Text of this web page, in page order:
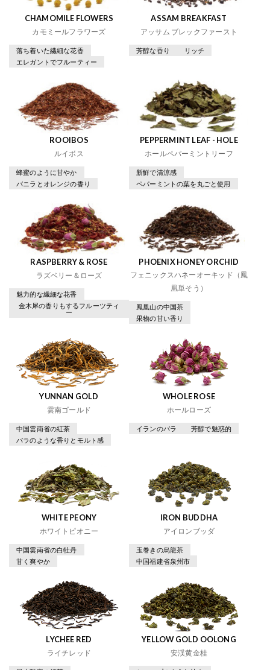
CHAMOMILE FLOWERS
カモミールフラワーズ
落ち着いた繊細な花香
エレガントでフルーティー
ASSAM BREAKFAST
アッサム ブレックファースト
芳醇な香り リッチ
ROOIBOS
ルイボス
蜂蜜のように甘やか
バニラとオレンジの香り
PEPPERMINT LEAF - HOLE
ホールペパーミントリーフ
新鮮で清涼感
ペパーミントの葉を丸ごと使用
RASPBERRY & ROSE
ラズベリー＆ローズ
魅力的な繊細な花香
金木犀の香りもするフルーツティ
ー
PHOENIX HONEY ORCHID
フェニックスハネーオーキッド（鳳
凰単そう）
鳳凰山の中国茶
果物の甘い香り
YUNNAN GOLD
雲南ゴールド
中国雲南省の紅茶
バラのような香りとモルト感
WHOLE ROSE
ホールローズ
イランのバラ 芳醇で魅惑的
WHITE PEONY
ホワイトピオニー
中国雲南省の白牡丹
甘く爽やか
IRON BUDDHA
アイロンブッダ
玉巻きの烏龍茶
中国福建省泉州市
LYCHEE RED
ライチレッド
YELLOW GOLD OOLONG
安渓黄金桂